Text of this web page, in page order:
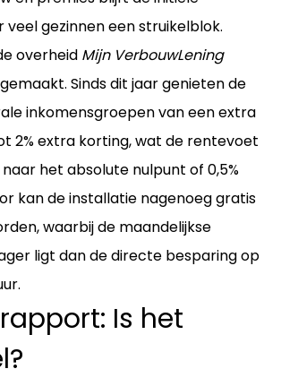
veel gezinnen een struikelblok.
overheid Mijn VerbouwLening
Sinds dit jaar genieten de
inkomensgroepen van een extra
2% extra korting, wat de rentevoet
het absolute nulpunt of 0,5%
kan de installatie nagenoeg gratis
waarbij de maandelijkse
ligt dan de directe besparing op
Is het